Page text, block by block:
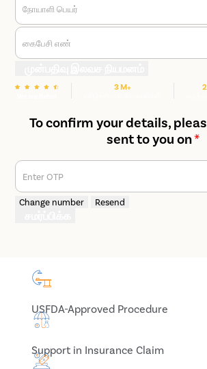
நோயாளி பெயர்
கைபேசி எண்
3 M+
To confirm your details,
sent to you on*
Enter OTP
Change number Resend
USFDA-Approved Procedure
Support in Insurance Claim